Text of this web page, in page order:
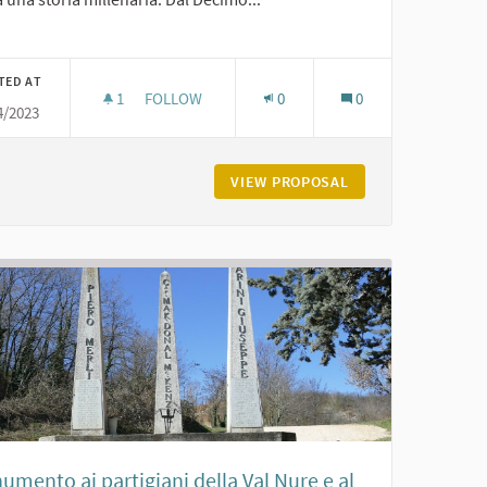
AT
2023
1 1 FOLLOWER
FOLLOW 0 0
VIEW PROPOSAL
ai partigiani della Val Nure e al